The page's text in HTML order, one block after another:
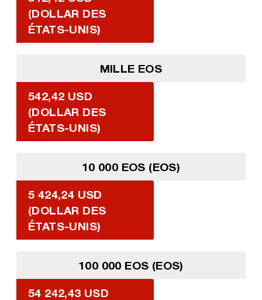
(DOLLAR DES
ÉTATS-UNIS)
MILLE EOS
542,42 USD
(DOLLAR DES
ÉTATS-UNIS)
10 000 EOS (EOS)
5 424,24 USD
(DOLLAR DES
ÉTATS-UNIS)
100 000 EOS (EOS)
54 242,43 USD